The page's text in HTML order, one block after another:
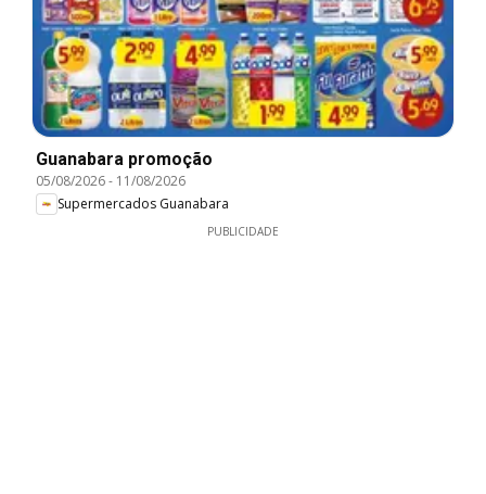
Guanabara promoção
05/08/2026- 11/08/2026
Supermercados Guanabara
PUBLICIDADE